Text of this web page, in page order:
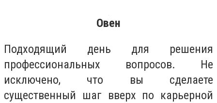
Овен
Подходящий день для решения
профессиональных вопросов. Не
исключено, что вы сделаете
существенный шаг вверх по карьерной